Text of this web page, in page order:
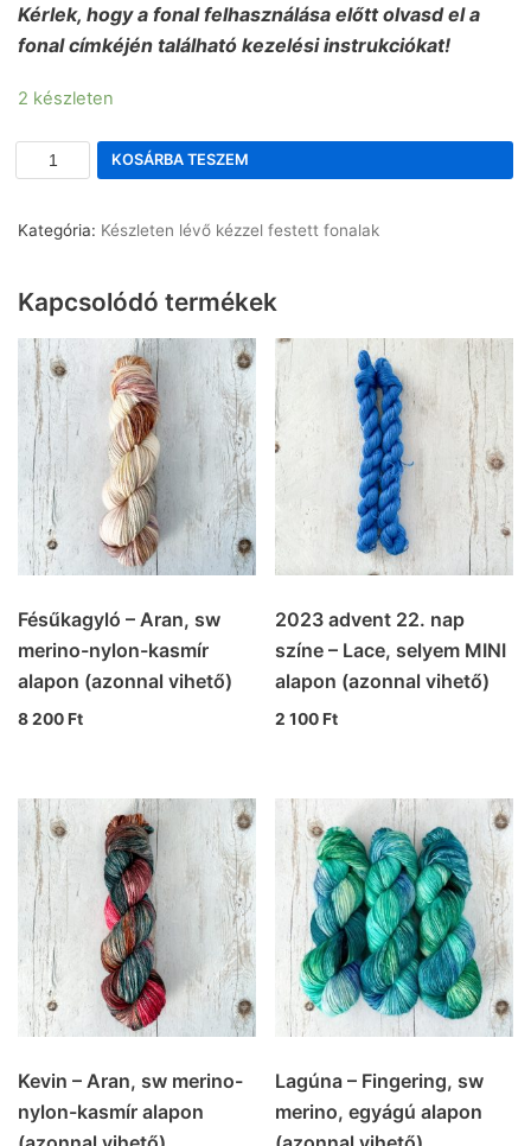
Kérlek, hogy a fonal felhasználása előtt olvasd el a
fonal címkéjén található kezelési instrukciókat!
2 készleten
KOSÁRBA TESZEM
Kategória: Készleten lévő kézzel festett fonalak
Kapcsolódó termékek
Fésűkagyló – Aran, sw
merino-nylon-kasmír
alapon (azonnal vihető)
8 200Ft
2023 advent 22. nap
színe – Lace, selyem MINI
alapon (azonnal vihető)
2 100Ft
Kevin – Aran, sw merino-
nylon-kasmír alapon
Lagúna – Fingering, sw
merino, egyágú alapon